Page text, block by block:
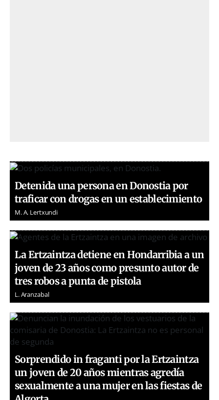
Detenida una persona en Donostia por
traficar con drogas en un establecimiento
M. A. Lertxundi
La Ertzaintza detiene en Hondarribia a un
joven de 23 años como presunto autor de
tres robos a punta de pistola
L. Aranzabal
Sorprendido in fraganti por la Ertzaintza
un joven de 20 años mientras agredía
sexualmente a una mujer en las fiestas de